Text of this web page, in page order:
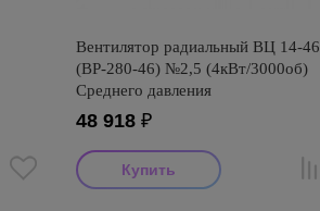
Вентилятор радиальный ВЦ 14-46
(ВР-280-46) №2,5 (4кВт/3000об)
Среднего давления
48 918₽